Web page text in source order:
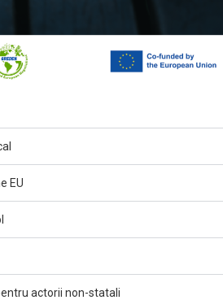
EU
actorii non-statali